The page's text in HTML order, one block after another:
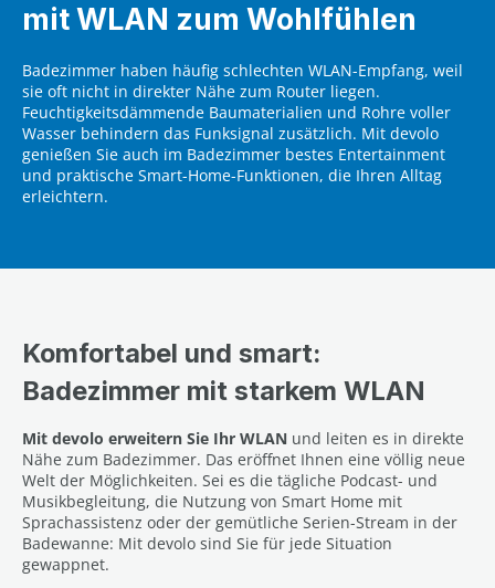
mit WLAN zum Wohlfühlen
Badezimmer haben häufig schlechten WLAN-Empfang, weil
sie oft nicht in direkter Nähe zum Router liegen.
Feuchtigkeitsdämmende Baumaterialien und Rohre voller
Wasser behindern das Funksignal zusätzlich. Mit devolo
genießen Sie auch im Badezimmer bestes Entertainment
und praktische Smart-Home-Funktionen, die Ihren Alltag
erleichtern.
Komfortabel und smart:
Badezimmer mit starkem WLAN
Mit devolo erweitern Sie Ihr WLAN und leiten es in direkte
Nähe zum Badezimmer. Das eröffnet Ihnen eine völlig neue
Welt der Möglichkeiten. Sei es die tägliche Podcast- und
Musikbegleitung, die Nutzung von Smart Home mit
Sprachassistenz oder der gemütliche Serien-Stream in der
Badewanne: Mit devolo sind Sie für jede Situation
gewappnet.